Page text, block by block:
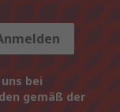
bei
gemäß der